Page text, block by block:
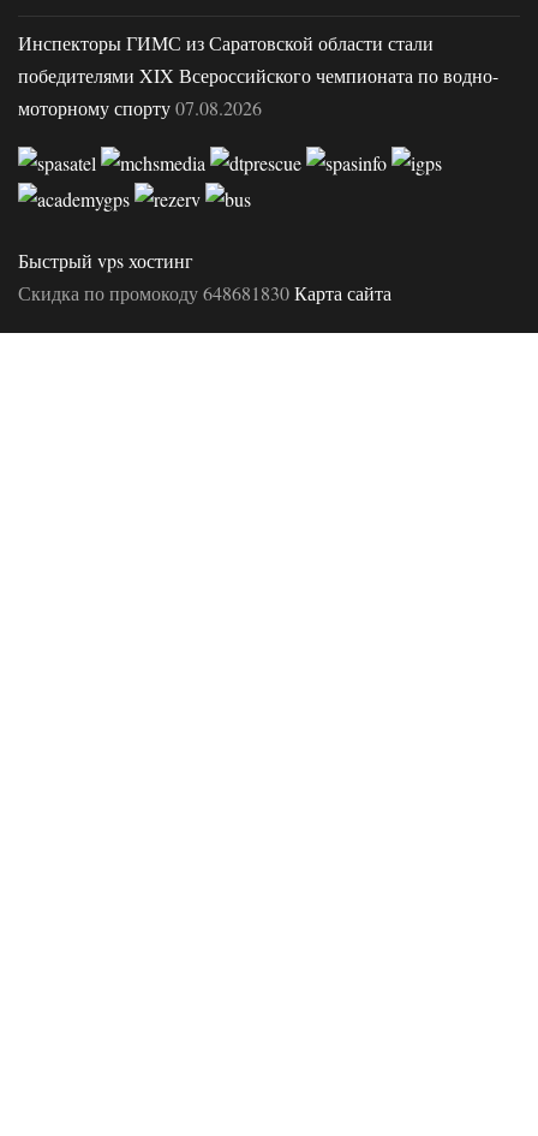
Инспекторы ГИМС из Саратовской области стали
победителями XIX Всероссийского чемпионата по водно-
моторному спорту07.08.2026
Быстрый vps хостинг
Скидка по промокоду 648681830Карта сайта